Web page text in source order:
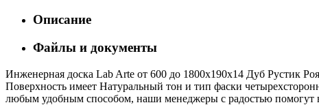
Описание
Файлы и документы
Инженерная доска Lab Arte от 600 до 1800х190х14 Дуб Рустик
Поверхность имеет Натуральный тон и тип фаски
любым удобным способом, наши менеджеры с радостью помогут